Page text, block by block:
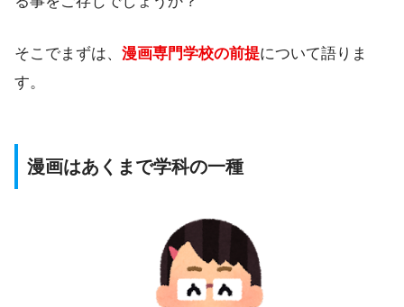
そこでまずは、 漫画専門学校の前提について語りま
す。
漫画はあくまで学科の一種